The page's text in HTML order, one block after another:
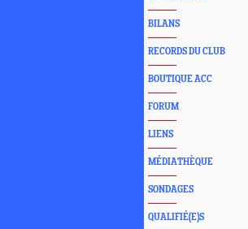
BILANS
RECORDS DU CLUB
BOUTIQUE ACC
FORUM
LIENS
MÉDIATHÈQUE
SONDAGES
QUALIFIÉ(E)S